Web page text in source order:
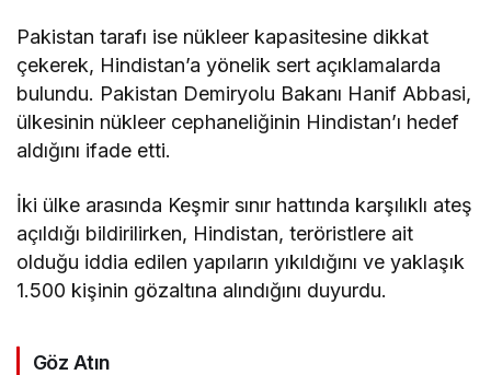
Pakistan tarafı ise nükleer kapasitesine dikkat
çekerek, Hindistan’a yönelik sert açıklamalarda
bulundu. Pakistan Demiryolu Bakanı Hanif Abbasi,
ülkesinin nükleer cephaneliğinin Hindistan’ı hedef
aldığını ifade etti.
İki ülke arasında Keşmir sınır hattında karşılıklı ateş
açıldığı bildirilirken, Hindistan, teröristlere ait
olduğu iddia edilen yapıların yıkıldığını ve yaklaşık
1.500 kişinin gözaltına alındığını duyurdu.
Göz Atın